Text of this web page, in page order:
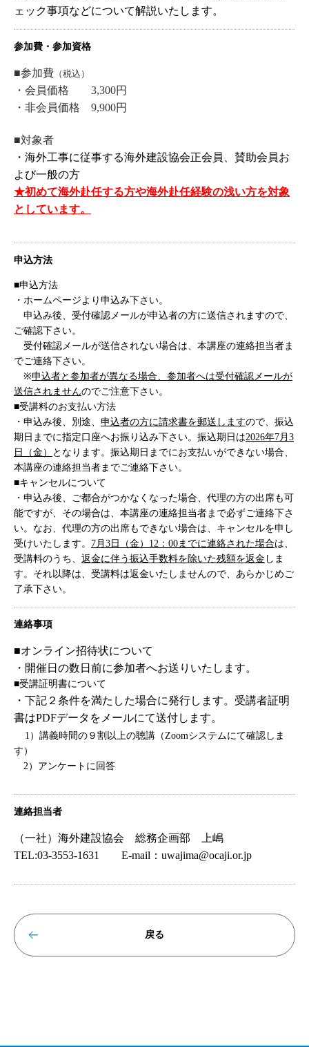
ェック事項などについて解説いたします。
参加費・参加資格
■参加費 （税込）
・会員価格 3,300円
・非会員価格 9,900円
■対象者
・海外工事に従事する海外建設協会正会員、賛助会員お
よび一般の方
★初めて海外赴任する方や海外赴任経験の浅い方を対象
としています。
申込方法
■申込方法
・ホームページより申込み下さい。
申込み後、受付確認メールが申込者の方に送信されますので、
ご確認下さい。
受付確認メールが送信されない場合は、本講座の連絡担当者ま
でご連絡下さい。
※申込者と参加者が異なる場合、参加者へは受付確認メールが
送信されませんのでご注意下さい。
■受講料のお支払い方法
・申込み後、別途、 申込者の方に請求書を郵送しますので、振込
期日までに指定口座へお振り込み下さい。振込期日は2026年7月3
日（金）
となります。振込期日までにお支払いができない場合、
本講座の連絡担当者までご連絡下さい。
■キャンセルについて
・申込み後、ご都合がつかなくなった場合、代理の方の出席も可
能ですが、その場合は、本講座の連絡担当者まで必ずご連絡下さ
い。なお、代理の方の出席もできない場合は、キャンセルを申し
受けいたします。 7月3日（金）12：00までに連絡された場合は、
受講料のうち、 返金に伴う振込手数料を除いた残額を返金 しま
す。それ以降は、受講料は返金いたしませんので、あらかじめご
了承下さい。
連絡事項
■オンライン招待状について
・開催日の数日前に参加者へお送りいたします。
■受講証明書について
・下記２条件を満たした場合に発行します。受講者証明
書はPDFデータをメールにて送付します。
1） 講義時間の９割以上の聴講（Zoomシステムにて確認しま
す）
2） アンケートに回答
連絡担当者
（一社）海外建設協会 総務企画部 上嶋
TEL:03-3553-1631 E-mail：uwajima@ocaji.or.jp
戻る